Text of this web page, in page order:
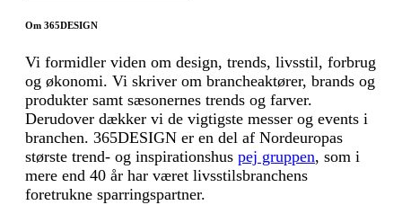
Om 365DESIGN
Vi formidler viden om design, trends, livsstil, forbrug
og økonomi. Vi skriver om brancheaktører, brands og
produkter samt sæsonernes trends og farver.
Derudover dækker vi de vigtigste messer og events i
branchen. 365DESIGN er en del af Nordeuropas
største trend- og inspirationshus pej gruppen, som i
mere end 40 år har været livsstilsbranchens
foretrukne sparringspartner.